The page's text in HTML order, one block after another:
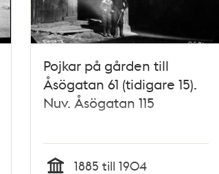
Pojkar på gården till
Åsögatan 61 (tidigare 15).
Nuv. Åsögatan 115
1885 till 1904